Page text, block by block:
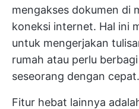
mengakses dokumen di
koneksi internet. Hal ini
untuk mengerjakan
rumah atau perlu
seseorang dengan cepat.
Fitur hebat lainnya